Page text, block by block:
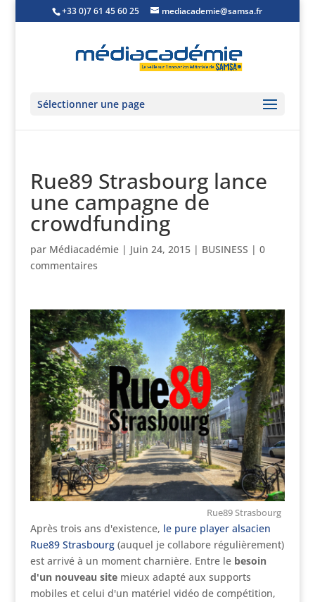
+33 0)7 61 45 60 25 mediacademie@samsa.fr
Sélectionner une page
Rue89 Strasbourg lance
une campagne de
crowdfunding
par Médiacadémie| Juin 24, 2015| BUSINESS | 0
commentaires
Rue89 Strasbourg
Après trois ans d'existence, le pure player alsacien
Rue89 Strasbourg(auquel je collabore régulièrement)
est arrivé à un moment charnière. Entre le besoin
d'un nouveau sitemieux adapté aux supports
mobiles et celui d'un matériel vidéo de compétition,